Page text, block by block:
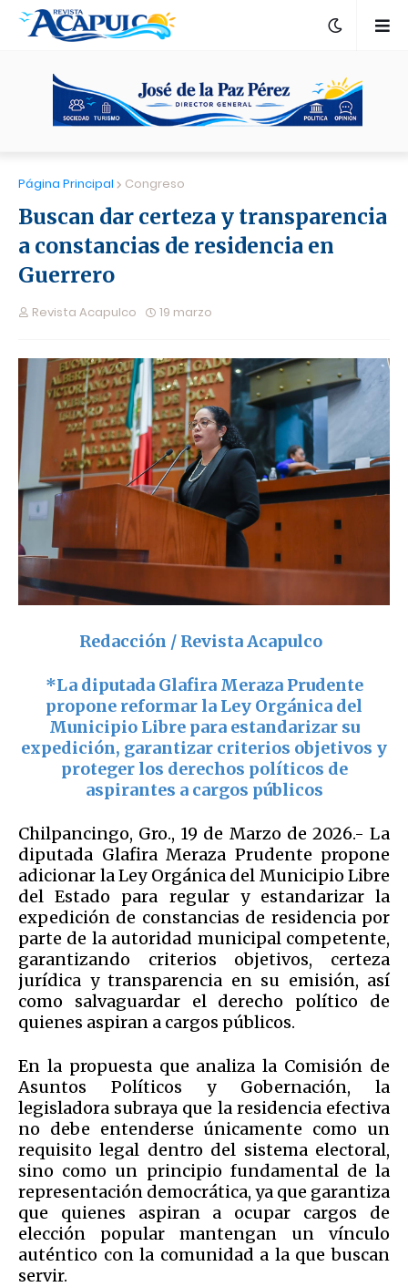
Página Principal Congreso
Buscan dar certeza y transparencia
a constancias de residencia en
Guerrero
Revista Acapulco 19 marzo
Redacción / Revista Acapulco
*La diputada Glafira Meraza Prudente
propone reformar la Ley Orgánica del
Municipio Libre para estandarizar su
expedición, garantizar criterios objetivos y
proteger los derechos políticos de
aspirantes a cargos públicos
Chilpancingo, Gro., 19 de Marzo de 2026.- La
diputada Glafira Meraza Prudente propone
adicionar la Ley Orgánica del Municipio Libre
del Estado para regular y estandarizar la
expedición de constancias de residencia por
parte de la autoridad municipal competente,
garantizando criterios objetivos, certeza
jurídica y transparencia en su emisión, así
como salvaguardar el derecho político de
quienes aspiran a cargos públicos.
En la propuesta que analiza la Comisión de
Asuntos Políticos y Gobernación, la
legisladora subraya que la residencia efectiva
no debe entenderse únicamente como un
requisito legal dentro del sistema electoral,
sino como un principio fundamental de la
representación democrática, ya que garantiza
que quienes aspiran a ocupar cargos de
elección popular mantengan un vínculo
auténtico con la comunidad a la que buscan
servir.